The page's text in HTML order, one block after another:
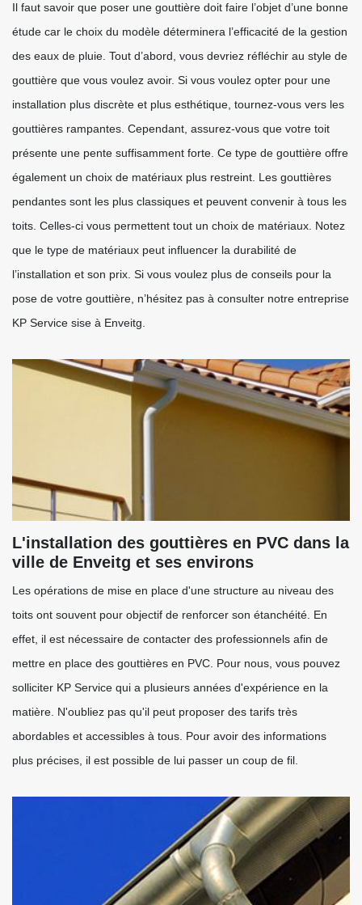
Il faut savoir que poser une gouttière doit faire l’objet d’une bonne
étude car le choix du modèle déterminera l’efficacité de la gestion
des eaux de pluie. Tout d’abord, vous devriez réfléchir au style de
gouttière que vous voulez avoir. Si vous voulez opter pour une
installation plus discrète et plus esthétique, tournez-vous vers les
gouttières rampantes. Cependant, assurez-vous que votre toit
présente une pente suffisamment forte. Ce type de gouttière offre
également un choix de matériaux plus restreint. Les gouttières
pendantes sont les plus classiques et peuvent convenir à tous les
toits. Celles-ci vous permettent tout un choix de matériaux. Notez
que le type de matériaux peut influencer la durabilité de
l’installation et son prix. Si vous voulez plus de conseils pour la
pose de votre gouttière, n’hésitez pas à consulter notre entreprise
KP Service sise à Enveitg.
L'installation des gouttières en PVC dans la
ville de Enveitg et ses environs
Les opérations de mise en place d'une structure au niveau des
toits ont souvent pour objectif de renforcer son étanchéité. En
effet, il est nécessaire de contacter des professionnels afin de
mettre en place des gouttières en PVC. Pour nous, vous pouvez
solliciter KP Service qui a plusieurs années d'expérience en la
matière. N'oubliez pas qu'il peut proposer des tarifs très
abordables et accessibles à tous. Pour avoir des informations
plus précises, il est possible de lui passer un coup de fil.